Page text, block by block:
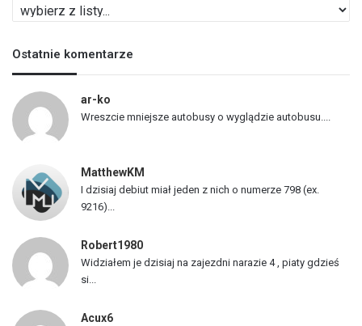
i
t
a
o
j
w
Ostatnie komentarze
ar-ko
Wreszcie mniejsze autobusy o wyglądzie autobusu....
MatthewKM
I dzisiaj debiut miał jeden z nich o numerze 798 (ex.
9216)...
Robert1980
Widziałem je dzisiaj na zajezdni narazie 4 , piaty gdzieś
si...
Acux6